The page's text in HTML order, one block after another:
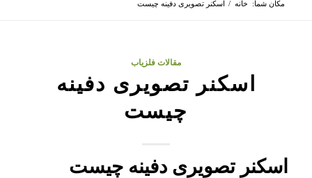
مکان شما: خانه / اسکنر تصویری دفینه چیست
مقالات فلزیاب
اسکنر تصویری دفینه
چیست
اسکنر تصویری دفینه چیست